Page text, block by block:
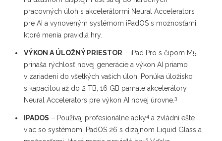
pracovných úloh s akcelerátormi Neural Accelerators
pre AI a vynoveným systémom iPadOS s možnosťami,
ktoré menia pravidlá hry.
VÝKON A ÚLOŽNÝ PRIESTOR – iPad Pro s čipom M5
prináša rýchlosť novej generácie a výkon AI priamo
v zariadení do všetkých vašich úloh. Ponúka úložisko
s kapacitou až do 2 TB, 16 GB pamäte akcelerátory
Neural Accelerators pre výkon AI novej úrovne. 3
IPADOS – Používaj profesionálne apky4 a zvládni ešte
viac so systémom iPadOS 26 s dizajnom Liquid Glass a
5